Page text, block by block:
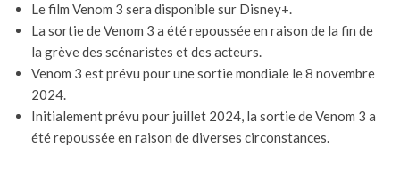
Le film Venom 3 sera disponible sur Disney+.
La sortie de Venom 3 a été repoussée en raison de la fin de
la grève des scénaristes et des acteurs.
Venom 3 est prévu pour une sortie mondiale le 8 novembre
2024.
Initialement prévu pour juillet 2024, la sortie de Venom 3 a
été repoussée en raison de diverses circonstances.